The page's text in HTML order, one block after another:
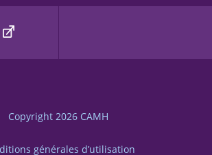
Copyright 2026 CAMH
générales d’utilisation